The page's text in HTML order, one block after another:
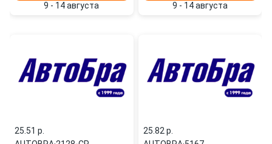
9 - 14 августа 9 - 14 августа
25.51 p.
25.82 p.